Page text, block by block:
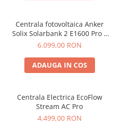
Centrala fotovoltaica Anker
Solix Solarbank 2 E1600 Pro –
sistem Plug&Play DIY cu
management inteligent al
energiei, 1600Wh, 2400W
6.099,00 RON
ADAUGA IN COS
Centrala Electrica EcoFlow
Stream AC Pro
4.499,00 RON